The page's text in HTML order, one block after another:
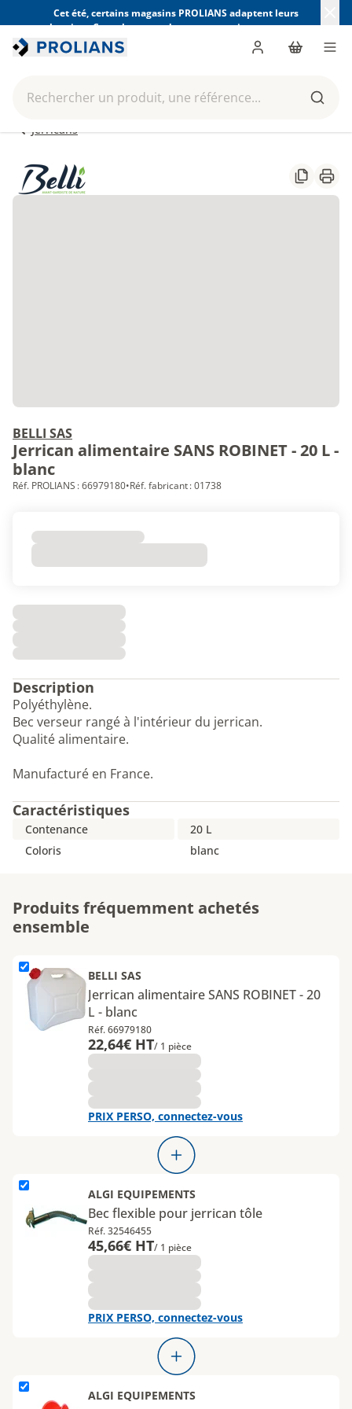
Cet été, certains magasins PROLIANS adaptent leurs
horaires. Consultez ceux de votre magasin avant votre
visite.
Rechercher un produit, une référence...
Panier
Jerricans
Partager
BELLI SAS
Jerrican alimentaire SANS ROBINET - 20 L -
blanc
Réf. PROLIANS : 66979180•Réf. fabricant : 01738
Description
Polyéthylène.
Bec verseur rangé à l'intérieur du jerrican.
Qualité alimentaire.
Manufacturé en France.
Caractéristiques
Contenance
20 L
Coloris
blanc
Produits fréquemment achetés
ensemble
L'élément Jerrican alimentaire SANS ROBINET - 20 L - blanc est
BELLI SAS
Jerrican alimentaire SANS ROBINET - 20
L - blanc
Réf. 66979180
22,64€ HT/ 1 pièce
PRIX PERSO, connectez-vous
L'élément Bec flexible pour jerrican tôle est ajouté
ALGI EQUIPEMENTS
Bec flexible pour jerrican tôle
Réf. 32546455
45,66€ HT/ 1 pièce
PRIX PERSO, connectez-vous
L'élément Entonnoir PLASTIQUE est ajouté
ALGI EQUIPEMENTS